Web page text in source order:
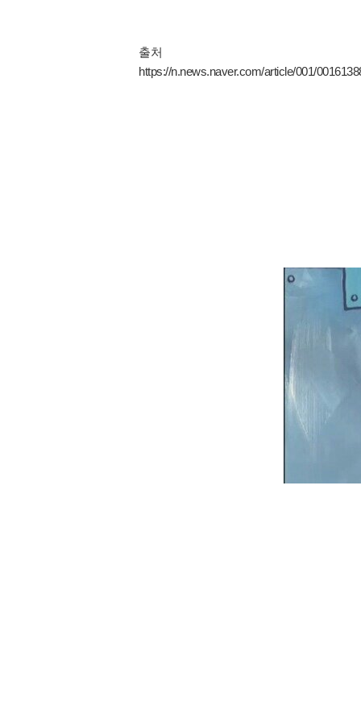
출처
https://n.news.naver.com/article/001/